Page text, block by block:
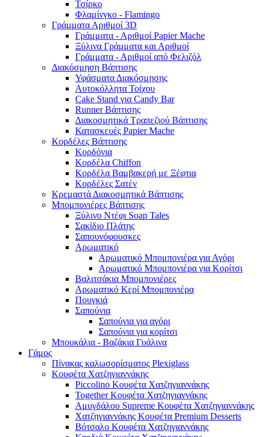
Τσίρκο
Φλαμίνγκο - Flamingo
Γράμματα Αριθμοί 3D
Γράμματα - Αριθμοί Papier Mache
Ξύλινα Γράμματα και Αριθμοί
Γράμματα - Αριθμοί από Φελιζόλ
Διακόσμηση Βάπτισης
Υφάσματα Διακόσμησης
Αυτοκόλλητα Τοίχου
Cake Stand για Candy Bar
Runner Βάπτισης
Διακοσμητικά Τραπεζιού Βάπτισης
Κατασκευές Papier Mache
Κορδέλες Βάπτισης
Κορδόνια
Κορδέλα Chiffon
Κορδέλα Βαμβακερή με Ξέφτια
Κορδέλες Σατέν
Κρεμαστά Διακοσμητικά Βάπτισης
Μπομπονιέρες Βάπτισης
Ξύλινο Ντέφι Soap Tales
Σακίδιο Πλάτης
Σαπουνόφουσκες
Αρωματικό
Αρωματικό Μπομπονιέρα για Αγόρι
Αρωματικό Μπομπονιέρα για Κορίτσι
Βαλιτσάκια Μπομπονιέρες
Αρωματικό Κερί Μπομπονιέρα
Πουγκιά
Σαπούνια
Σαπούνια για αγόρι
Σαπούνια για κορίτσι
Μπουκάλια - Βαζάκια Γυάλινα
Γάμος
Πίνακας καλωσορίσματος Plexiglass
Κουφέτα Χατζηγιαννάκης
Piccolino Κουφέτα Χατζηγιαννάκης
Together Κουφέτα Χατζηγιαννάκης
Αμυγδάλου Supreme Κουφέτα Χατζηγιαννάκης
Χατζηγιαννάκης Κουφέτα Premium Desserts
Βότσαλο Κουφέτα Χατζηγιαννάκης